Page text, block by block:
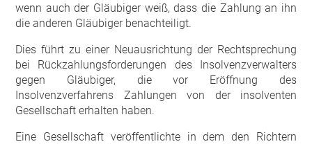
wenn auch der Gläubiger weiß, dass die Zahlung an ihn
die anderen Gläubiger benachteiligt.
Dies führt zu einer Neuausrichtung der Rechtsprechung
bei Rückzahlungsforderungen des Insolvenzverwalters
gegen Gläubiger, die vor Eröffnung des
Insolvenzverfahrens Zahlungen von der insolventen
Gesellschaft erhalten haben.
Eine Gesellschaft veröffentlichte in dem den Richtern